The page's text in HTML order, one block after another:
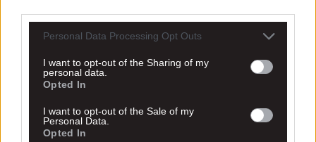
Personal Data Processing Opt Outs
I want to opt-out of the Sharing of my
personal data.
Opted In
I want to opt-out of the Sale of my
Personal Data.
Opted In